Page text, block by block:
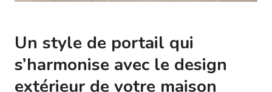
Un style de portail qui
s’harmonise avec le design
extérieur de votre maison